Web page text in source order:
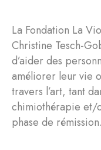
La Fondation La
Christine Tesch-
d’aider des
améliorer leur vie
travers l’art, tant
chimiothérapie et/
phase de rémission.